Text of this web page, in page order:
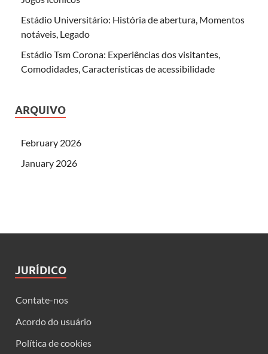
Estádio Universitário: História de abertura, Momentos
notáveis, Legado
Estádio Tsm Corona: Experiências dos visitantes,
Comodidades, Características de acessibilidade
ARQUIVO
February 2026
January 2026
JURÍDICO
Contate-nos
Acordo do usuário
Política de cookies